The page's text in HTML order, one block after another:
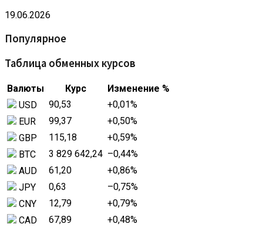
19.06.2026
Популярное
Таблица обменных курсов
Валюты Курс
Изменение %
USD
90,53 +0,01%
EUR
99,37 +0,50%
GBP
115,18 +0,59%
BTC
3 829 642,24 –0,44%
AUD
61,20 +0,86%
JPY
0,63 –0,75%
CNY
12,79 +0,79%
CAD
67,89 +0,48%